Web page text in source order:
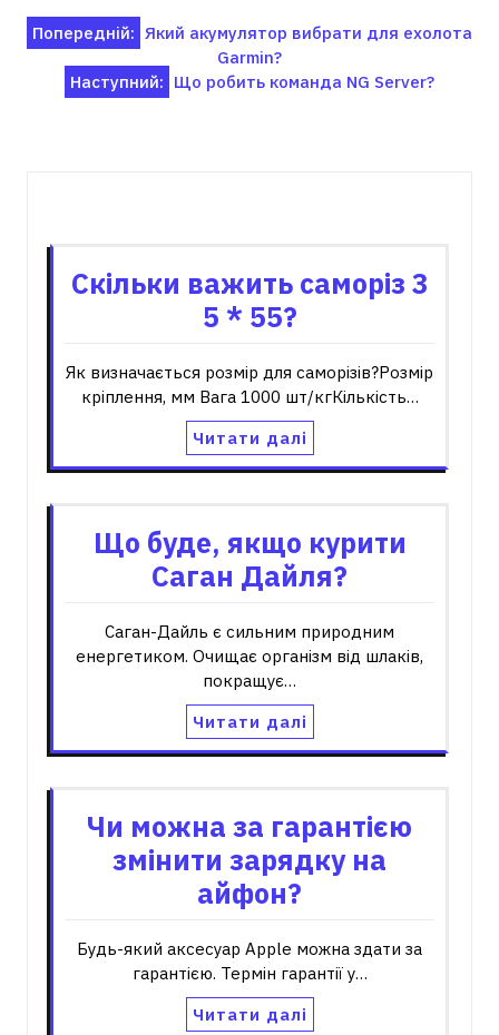
Навігація
записів
Попередній: Який акумулятор вибрати для ехолота
Garmin?
Наступний: Що робить команда NG Server?
Скільки важить саморіз 3
5 * 55?
Як визначається розмір для саморізів?Розмір
кріплення, мм Вага 1000 шт/кгКількість…
Читати далі
Що буде, якщо курити
Саган Дайля?
Саган-Дайль є сильним природним
енергетиком. Очищає організм від шлаків,
покращує…
Читати далі
Чи можна за гарантією
змінити зарядку на
айфон?
Будь-який аксесуар Apple можна здати за
гарантією. Термін гарантії у…
Читати далі